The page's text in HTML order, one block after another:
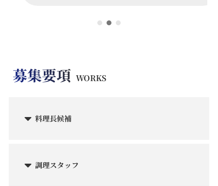
募集要項 WORKS
料理長候補
調理スタッフ